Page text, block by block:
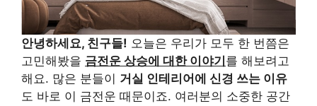
안녕하세요, 친구들! 오늘은 우리가 모두 한 번쯤은
고민해봤을 금전운 상승에 대한 이야기 를 해보려고
해요. 많은 분들이 거실 인테리어에 신경 쓰는 이유
도 바로 이 금전운 때문이죠. 여러분의 소중한 공간